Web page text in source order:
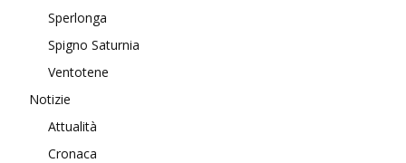
Sperlonga
Spigno Saturnia
Ventotene
Notizie
Attualità
Cronaca